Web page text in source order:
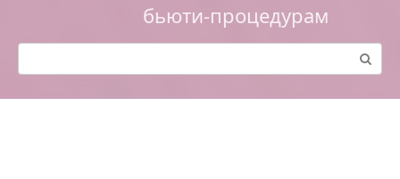
бьюти-процедурам
Поиск: